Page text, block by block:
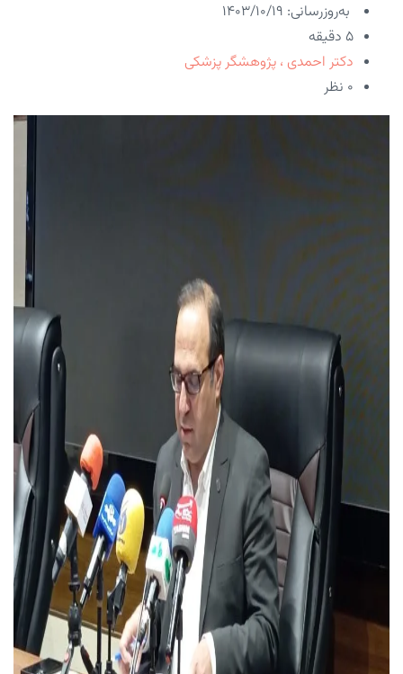
به‌روزرسانی: ۱۴۰۳/۱۰/۱۹
5 دقیقه
دکتر احمدی ، پژوهشگر پزشکی
۰ نظر